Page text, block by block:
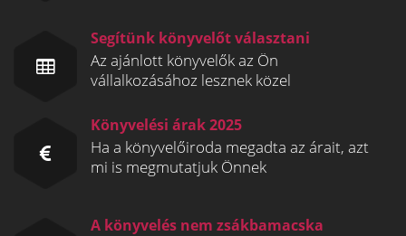
Segítünk könyvelőt választani
Az ajánlott könyvelők az Ön
vállalkozásához lesznek közel
Könyvelési árak 2025
Ha a könyvelőiroda megadta az árait, azt
mi is megmutatjuk Önnek
A könyvelés nem zsákbamacska